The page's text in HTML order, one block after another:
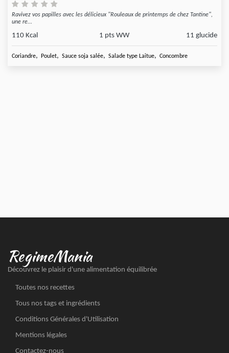
Ravivez vos papilles avec les délicieux "Rouleaux de printemps de chez Tantine",
une re...
110 Kcal 1 pts WW 11 glucide
Coriandre, Poulet, Sauce soja salée, Salade type Laitue, Concombre
RegimeMania
Découvrez le plaisir d'une alimentation équilibrée
Toutes nos recettes
Tous nos tags et ingrédients
Conditions Générales d'Utilisation
Mentions légales
Contactez-nous